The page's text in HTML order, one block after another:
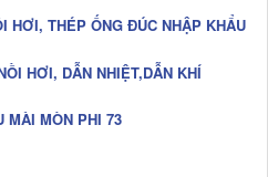
HƠI, THÉP ỐNG ĐÚC NHẬP KHẨU
HƠI, DẪN NHIỆT,DẪN KHÍ
MÀI MÒN PHI 73